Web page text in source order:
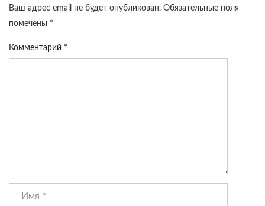
Ваш адрес email не будет опубликован. Обязательные поля
помечены *
Комментарий *